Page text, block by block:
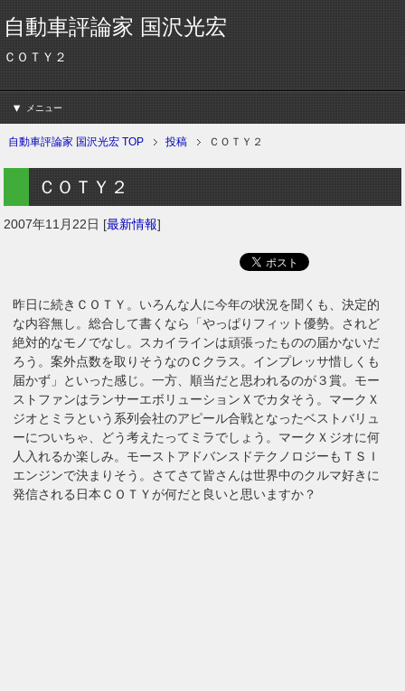
自動車評論家 国沢光宏
ＣＯＴＹ２
メニュー
自動車評論家 国沢光宏 TOP 投稿 ＣＯＴＹ２
ＣＯＴＹ２
2007年11月22日 [最新情報]
昨日に続きＣＯＴＹ。いろんな人に今年の状況を聞くも、決定的
な内容無し。総合して書くなら「やっぱりフィット優勢。されど
絶対的なモノでなし。スカイラインは頑張ったものの届かないだ
ろう。案外点数を取りそうなのＣクラス。インプレッサ惜しくも
届かず」といった感じ。一方、順当だと思われるのが３賞。モー
ストファンはランサーエボリューションＸでカタそう。マークＸ
ジオとミラという系列会社のアピール合戦となったベストバリュ
ーについちゃ、どう考えたってミラでしょう。マークＸジオに何
人入れるか楽しみ。モーストアドバンスドテクノロジーもＴＳＩ
エンジンで決まりそう。さてさて皆さんは世界中のクルマ好きに
発信される日本ＣＯＴＹが何だと良いと思いますか？